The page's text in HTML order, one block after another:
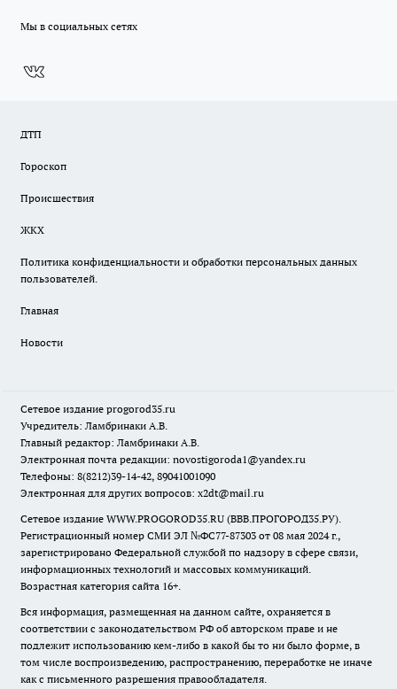
Мы в социальных сетях
ДТП
Гороскоп
Происшествия
ЖКХ
Политика конфиденциальности и обработки персональных данных
пользователей.
Главная
Новости
Сетевое издание progorod35.ru
Учредитель: Ламбринаки А.В.
Главный редактор: Ламбринаки А.В.
Электронная почта редакции: novostigoroda1@yandex.ru
Телефоны: 8(8212)39-14-42, 89041001090
Электронная для других вопросов: x2dt@mail.ru
Сетевое издание WWW.PROGOROD35.RU (ВВВ.ПРОГОРОД35.РУ).
Регистрационный номер СМИ ЭЛ №ФС77-87303 от 08 мая 2024 г.,
зарегистрировано Федеральной службой по надзору в сфере связи,
информационных технологий и массовых коммуникаций.
Возрастная категория сайта 16+.
Вся информация, размещенная на данном сайте, охраняется в
соответствии с законодательством РФ об авторском праве и не
подлежит использованию кем-либо в какой бы то ни было форме, в
том числе воспроизведению, распространению, переработке не иначе
как с письменного разрешения правообладателя.